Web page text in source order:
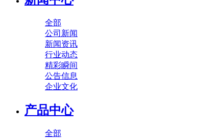
全部
公司新闻
新闻资讯
行业动态
精彩瞬间
公告信息
企业文化
产品中心
全部